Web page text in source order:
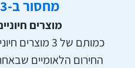
מחסור ב-3
מוצרים
כמותם של 3
החירום הלאומיים